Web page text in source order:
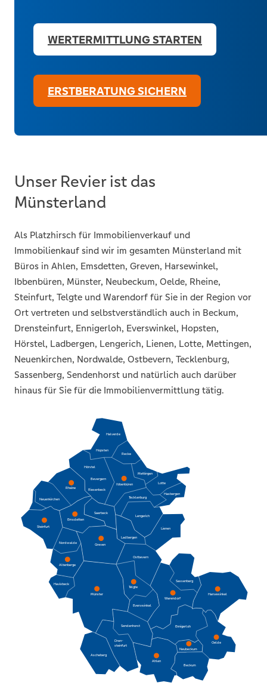
WERTERMITTLUNG STARTEN
ERSTBERATUNG SICHERN
Unser Revier ist das
Münsterland
Als Platzhirsch für Immobilienverkauf und
Immobilienkauf sind wir im gesamten Münsterland mit
Büros in Ahlen, Emsdetten, Greven, Harsewinkel,
Ibbenbüren, Münster, Neubeckum, Oelde, Rheine,
Steinfurt, Telgte und Warendorf für Sie in der Region vor
Ort vertreten und selbstverständlich auch in Beckum,
Drensteinfurt, Ennigerloh, Everswinkel, Hopsten,
Hörstel, Ladbergen, Lengerich, Lienen, Lotte, Mettingen,
Neuenkirchen, Nordwalde, Ostbevern, Tecklenburg,
Sassenberg, Sendenhorst und natürlich auch darüber
hinaus für Sie für die Immobilienvermittlung tätig.
Lienen
Ladbergen
Telgte
Everswinkel
Ostbevern
Dren-
steinfurt
Sendenhorst
Harsewinkel
Sassenberg
Warendorf
Neubeckum
Ahlen
Ennigerloh
Oelde
Beckum
Greven
Emsdetten
Saerbeck
Ibbenbüren
Mettingen
Recke
Lotte
Hasbergen
Tecklenburg
Lengerich
Hörstel
Hopsten
Halverde
Bevergern
Riesenbeck
Steinfurt
Nordwalde
Altenberge
Rheine
Neuenkirchen
Havixbeck
Ascheberg
Münster